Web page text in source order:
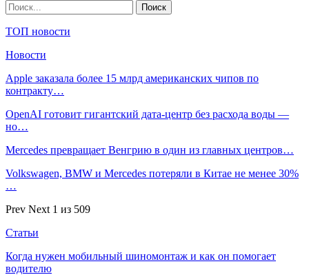
ТОП новости
Новости
Apple заказала более 15 млрд американских чипов по
контракту…
OpenAI готовит гигантский дата-центр без расхода воды —
но…
Mercedes превращает Венгрию в один из главных центров…
Volkswagen, BMW и Mercedes потеряли в Китае не менее 30%
…
Prev Next 1 из 509
Статьи
Когда нужен мобильный шиномонтаж и как он помогает
водителю